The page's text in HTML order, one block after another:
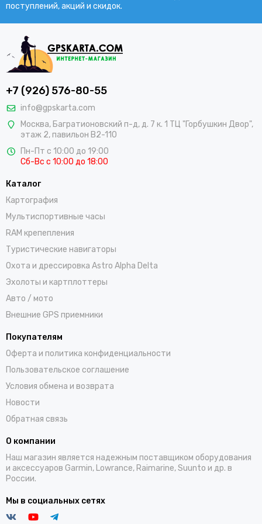
поступлений, акций и скидок.
+7 (926) 576-80-55
info@gpskarta.com
Москва, Багратионовский п-д, д. 7 к. 1 ТЦ "Горбушкин Двор",
этаж 2, павильон B2-110
Пн-Пт с 10:00 до 19:00
Сб-Вс с 10:00 до 18:00
Каталог
Картография
Мультиспортивные часы
RAM крепепления
Туристические навигаторы
Охота и дрессировка Astro Alpha Delta
Эхолоты и картплоттеры
Авто / мото
Внешние GPS приемники
Покупателям
Оферта и политика конфиденциальности
Пользовательское соглашение
Условия обмена и возврата
Новости
Обратная связь
О компании
Наш магазин является надежным поставщиком оборудования
и аксессуаров Garmin, Lowrance, Raimarine, Suunto и др. в
России.
Мы в социальных сетях